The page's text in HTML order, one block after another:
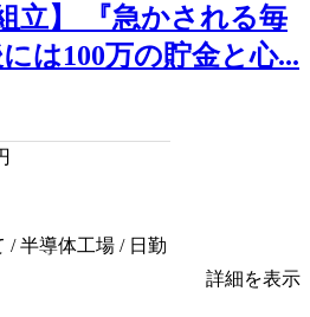
立】 『急かされる毎
は100万の貯金と心...
/ 半導体工場 / 日勤
詳細を表示